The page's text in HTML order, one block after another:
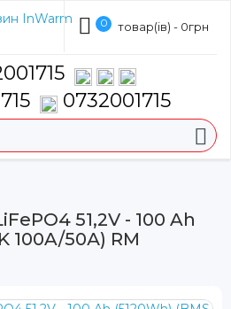
0 товар(ів) - 0грн
0732001715
51,2V - 100 Ah
100A/50А) RM